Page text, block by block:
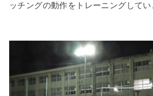
ッチングの動作をトレーニングしてい